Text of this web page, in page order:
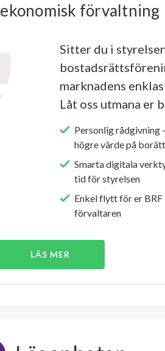
förvaltning
Sitter du i
marknadens
Låt oss utmana
Personlig rådgivning
högre värde på
Smarta digitala
tid för styrelsen
Enkel flytt för er
förvaltaren
LÄS MER